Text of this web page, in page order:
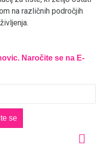
na različnih področjih
Naročite se na E-
se